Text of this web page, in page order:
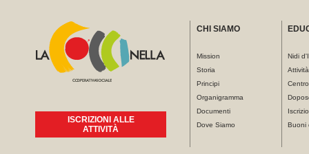
ISCRIZIONI ALLE
ATTIVITÀ
CHI SIAMO
Mission
Storia
Principi
Organigramma
Documenti
Dove Siamo
Nidi
Buoni